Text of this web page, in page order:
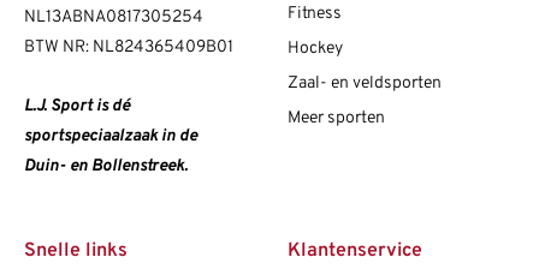
NL13ABNA0817305254
BTW NR: NL824365409B01
L.J. Sport is dé
sportspeciaalzaak in de
Duin- en Bollenstreek.
Fitness
Hockey
Zaal- en veldsporten
Meer sporten
Snelle links Klantenservice